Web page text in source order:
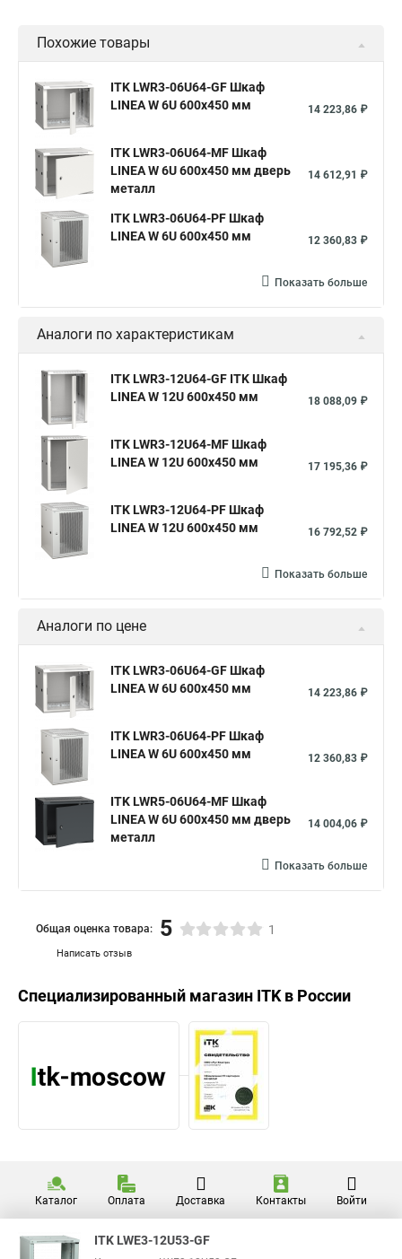
Похожие товары
ITK LWR3-06U64-GF Шкаф
LINEA W 6U 600x450 мм
14 223,86 ₽
ITK LWR3-06U64-MF Шкаф
LINEA W 6U 600x450 мм дверь
металл
14 612,91 ₽
ITK LWR3-06U64-PF Шкаф
LINEA W 6U 600x450 мм
12 360,83 ₽
Показать больше
Аналоги по характеристикам
ITK LWR3-12U64-GF ITK Шкаф
LINEA W 12U 600x450 мм
18 088,09 ₽
ITK LWR3-12U64-MF Шкаф
LINEA W 12U 600x450 мм
17 195,36 ₽
ITK LWR3-12U64-PF Шкаф
LINEA W 12U 600x450 мм
16 792,52 ₽
Показать больше
Аналоги по цене
ITK LWR3-06U64-GF Шкаф
LINEA W 6U 600x450 мм
14 223,86 ₽
ITK LWR3-06U64-PF Шкаф
LINEA W 6U 600x450 мм
12 360,83 ₽
ITK LWR5-06U64-MF Шкаф
LINEA W 6U 600x450 мм дверь
металл
14 004,06 ₽
Показать больше
Написать отзыв
Общая оценка товара: 5 1
Специализированный магазин ITKв России
Каталог Оплата Доставка Контакты Войти
ITK LWE3-12U53-GF